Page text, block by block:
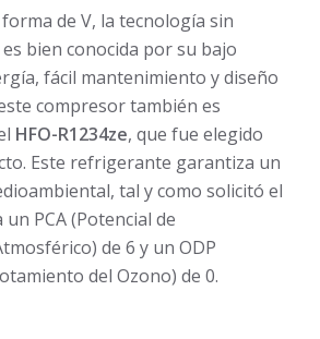
de V, la tecnología sin
bien conocida por su bajo
fácil mantenimiento y diseño
compresor también es
HFO-R1234ze, que fue elegido
Este refrigerante garantiza un
tal y como solicitó el
PCA (Potencial de
de 6 y un ODP
del Ozono) de 0.